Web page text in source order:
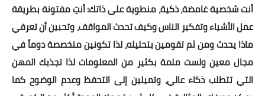
أنت شخصية غامضة، ذكية، منطوية على ذاتك: أنتِ مفتونة بطريقة
عمل الأشياء وتفكير الناس وكيف تحدث المواقف، وتحبين أن تعرفي
ماذا يحدث ومن ثم تقومين بتحليله، لذا تكونين متخصصة دوماً في
مجال معين ولست ملمة بكثير من المعلومات لذا تجذبك المهن
التي تتطلب ذكاء عالي، وتميلين إلى التحفظ وعدم الوضوح كما